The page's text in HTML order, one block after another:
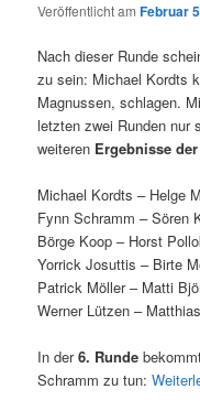
Veröffentlicht amFebruar
Nach dieser Runde
zu sein: Michael Kordts
Magnussen, schlagen.
letzten zwei Runden nur
weiteren Ergebnisse
Michael Kordts –
­Fynn Schramm –
Börge Koop –
Yorrick Josuttis –
Patrick Möller –
Werner Lützen –
In der6. Runde
Schramm zu tun: